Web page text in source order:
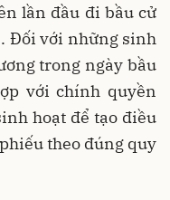
lần đầu đi bầu cử
Đối với những sinh
trong ngày bầu
với chính quyền
hoạt để tạo điều
theo đúng quy